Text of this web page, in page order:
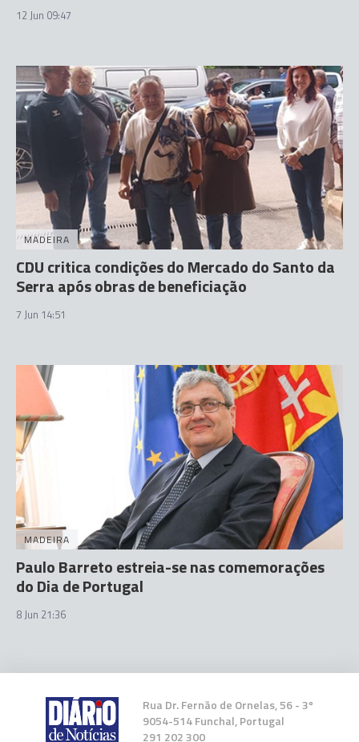
12 Jun 09:47
MADEIRA
CDU critica condições do Mercado do Santo da
Serra após obras de beneficiação
7 Jun 14:51
MADEIRA
Paulo Barreto estreia-se nas comemorações
do Dia de Portugal
8 Jun 21:36
Rua Dr. Fernão de Ornelas, 56 - 3º
9054-514 Funchal, Portugal
291 202 300